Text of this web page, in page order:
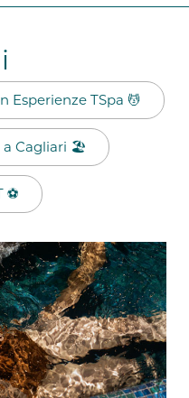
Esperienze TSpa 💆​
a Cagliari 🏖️​
⚽​